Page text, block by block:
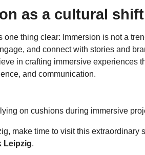
as a cultural shift
one thing clear: Immersion is not a
and connect with stories and
in crafting immersive experiences
and communication.
make time to visit this extraordinary
Leipzig.